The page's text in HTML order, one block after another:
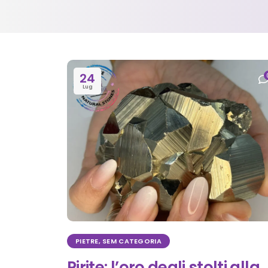
24
Lug
PIETRE, SEM CATEGORIA